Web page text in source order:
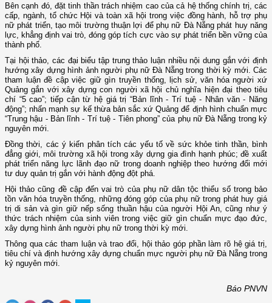
Bên cạnh đó, đặt tinh thần trách nhiệm cao của cả hệ thống chính trị, các
cấp, ngành, tổ chức Hội và toàn xã hội trong việc đồng hành, hỗ trợ phụ
nữ phát triển, tạo môi trường thuận lợi để phụ nữ Đà Nẵng phát huy năng
lực, khẳng định vai trò, đóng góp tích cực vào sự phát triển bền vững của
thành phố.
Tại hội thảo, các đại biểu tập trung thảo luận nhiều nội dung gắn với định
hướng xây dựng hình ảnh người phụ nữ Đà Nẵng trong thời kỳ mới. Các
tham luận đề cập việc giữ gìn truyền thống, lịch sử, văn hóa người xứ
Quảng gắn với xây dựng con người xã hội chủ nghĩa hiện đại theo tiêu
chí “5 cao”; tiếp cận từ hệ giá trị “Bản lĩnh - Trí tuệ - Nhân văn - Năng
động”; nhấn mạnh sự kế thừa bản sắc xứ Quảng để định hình chuẩn mực
“Trung hậu - Bản lĩnh - Trí tuệ - Tiên phong” của phụ nữ Đà Nẵng trong kỷ
nguyên mới.
Đồng thời, các ý kiến phân tích các yếu tố về sức khỏe tinh thần, bình
đẳng giới, môi trường xã hội trong xây dựng gia đình hạnh phúc; đề xuất
phát triển năng lực lãnh đạo nữ trong doanh nghiệp theo hướng đổi mới
tư duy quản trị gắn với hành động đột phá.
Hội thảo cũng đề cập đến vai trò của phụ nữ dân tộc thiểu số trong bảo
tồn văn hóa truyền thống, những đóng góp của phụ nữ trong phát huy giá
trị di sản và gìn giữ nếp sống thuần hậu của người Hội An, cũng như ý
thức trách nhiệm của sinh viên trong việc giữ gìn chuẩn mực đạo đức,
xây dựng hình ảnh người phụ nữ trong thời kỳ mới.
Thông qua các tham luận và trao đổi, hội thảo góp phần làm rõ hệ giá trị,
tiêu chí và định hướng xây dựng chuẩn mực người phụ nữ Đà Nẵng trong
kỷ nguyên mới.
Báo PNVN